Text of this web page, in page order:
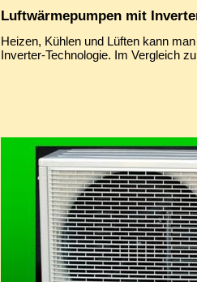
Luftwärmepumpen mit
Heizen, Kühlen und Lüften kann
Inverter-Technologie. Im Vergleich